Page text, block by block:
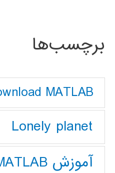
برچسب‌ها
MATLAB
Lonely planet
آموزش MATLAB